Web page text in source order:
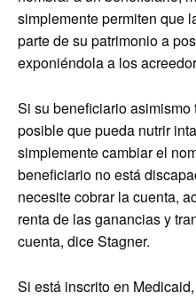
simplemente permiten que
parte de su patrimonio a
exponiéndola a los
Si su beneficiario
posible que pueda nutrir
simplemente cambiar el
beneficiario no está
necesite cobrar la cuenta,
renta de las ganancias y
cuenta, dice Stagner.
Si está inscrito en